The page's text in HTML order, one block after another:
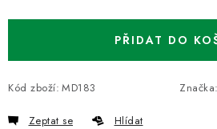
PŘIDAT DO
Kód zboží: MD183 Značka:
Zeptat se Hlídat